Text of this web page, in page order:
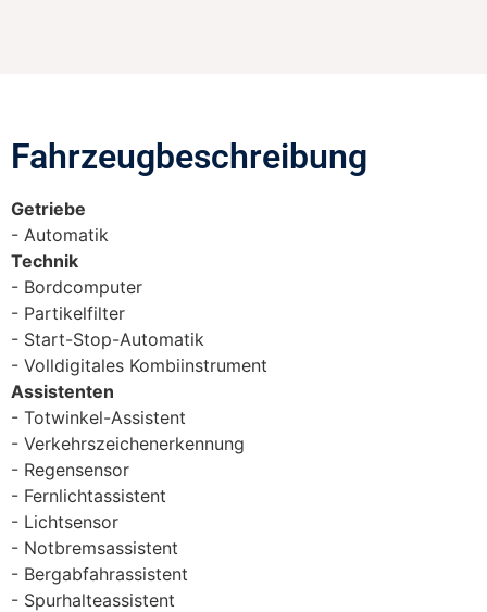
Fahrzeugbeschreibung​
Getriebe
Automatik
Technik
Bordcomputer
Partikelfilter
Start-Stop-Automatik
Volldigitales Kombiinstrument
Assistenten
Totwinkel-Assistent
Verkehrszeichenerkennung
Regensensor
Fernlichtassistent
Lichtsensor
Notbremsassistent
Bergabfahrassistent
Spurhalteassistent